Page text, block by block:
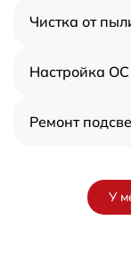
Чистка от
Настройка ОС
Ремонт
У